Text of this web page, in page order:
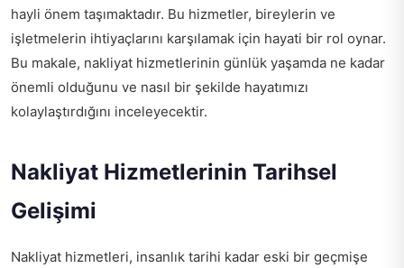
hayli önem taşımaktadır. Bu hizmetler, bireylerin ve
işletmelerin ihtiyaçlarını karşılamak için hayati bir rol oynar.
Bu makale, nakliyat hizmetlerinin günlük yaşamda ne kadar
önemli olduğunu ve nasıl bir şekilde hayatımızı
kolaylaştırdığını inceleyecektir.
Nakliyat Hizmetlerinin Tarihsel
Gelişimi
Nakliyat hizmetleri, insanlık tarihi kadar eski bir geçmişe